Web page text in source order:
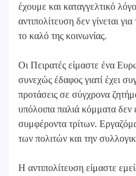
έχουμε και καταγγελτικό
αντιπολίτευση δεν γίνεται
το καλό της κοινωνίας.
Οι Πειρατές είμαστε ένα
συνεχώς έδαφος γιατί έχει
προτάσεις σε σύγχρονα
υπόλοιπα παλιά κόμματα δεν
συμφέροντα τρίτων.
των πολιτών και την
Η αντιπολίτευση είμαστε